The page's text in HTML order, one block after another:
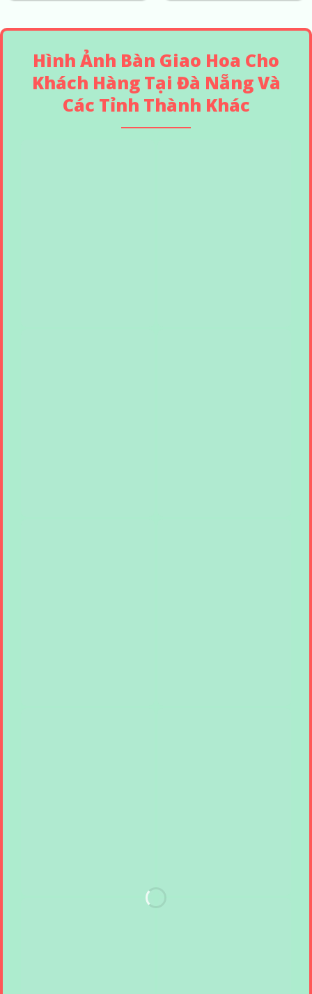
Hình Ảnh Bàn Giao Hoa Cho
Khách Hàng Tại Đà Nẵng Và
Các Tỉnh Thành Khác